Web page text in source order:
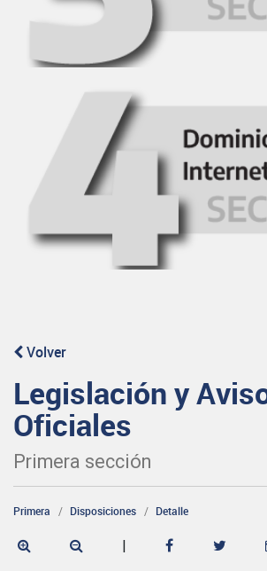
Volver
Legislación y
Oficiales
Primera sección
Primera Disposiciones Detalle
|